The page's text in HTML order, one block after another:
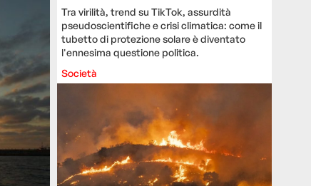
Tra virilità, trend su TikTok, assurdità
pseudoscientifiche e crisi climatica: come il
tubetto di protezione solare è diventato
l'ennesima questione politica.
Società